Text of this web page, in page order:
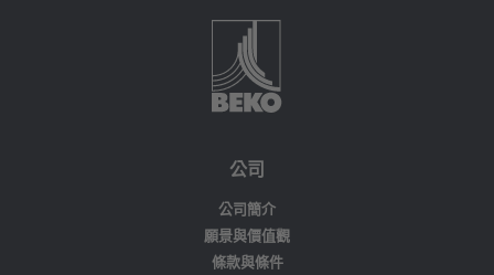
公司
公司簡介
願景與價值觀
條款與條件